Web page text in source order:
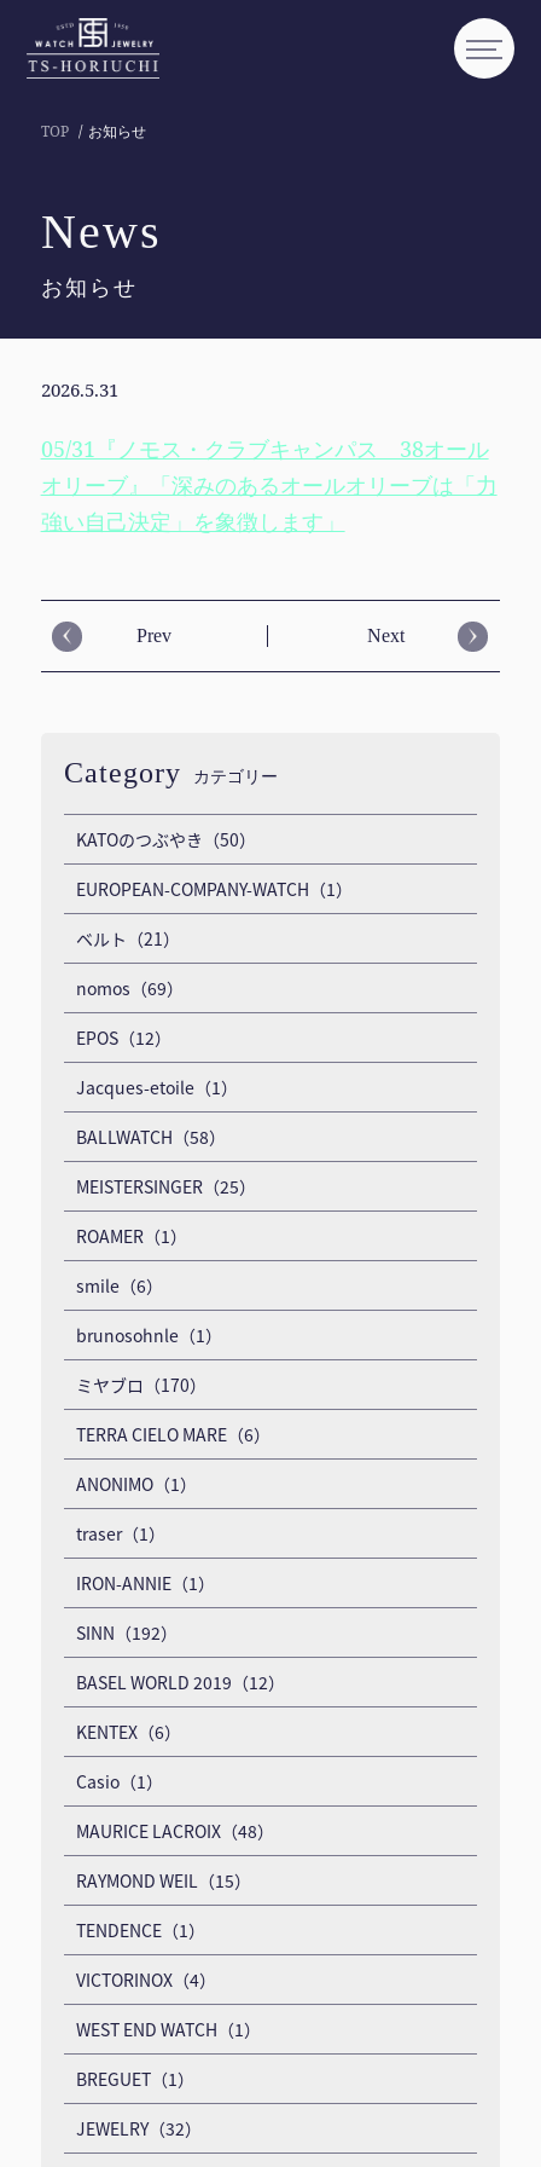
TOP お知らせ
News
お知らせ
2026.5.31
05/31『ノモス・クラブキャンパス 38オール
オリーブ』「深みのあるオールオリーブは「力
強い自己決定」を象徴します」
Prev Next
Category カテゴリー
KATOのつぶやき（50）
EUROPEAN-COMPANY-WATCH（1）
ベルト（21）
nomos（69）
EPOS（12）
Jacques-etoile（1）
BALLWATCH（58）
MEISTERSINGER（25）
ROAMER（1）
smile（6）
brunosohnle（1）
ミヤブロ（170）
TERRA CIELO MARE（6）
ANONIMO（1）
traser（1）
IRON-ANNIE（1）
SINN（192）
BASEL WORLD 2019（12）
KENTEX（6）
Casio（1）
MAURICE LACROIX（48）
RAYMOND WEIL（15）
TENDENCE（1）
VICTORINOX（4）
WEST END WATCH（1）
BREGUET（1）
JEWELRY（32）